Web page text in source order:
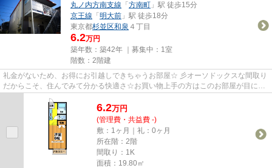
丸ノ内方南支線 「方南町 」駅 徒歩15分
京王線 「明大前 」駅 徒歩18分
東京都杉並区和泉 ４丁目
6.2万円
築年数：築42年 ｜募集中： 1室
階数：2階建
礼金がないため、お得にお引越しできちゃうお部屋☆ 彡オーソドックスな間取り
だからこそ、住んでみて分かる快適さ☆お買い物上手の方はこのお部屋が目に止
まるのは間違いなしです(^_-)-☆
6.2万円
(管理費・共益費 -)
敷：1ヶ月｜礼：0ヶ月
所在階：2階
間取り：1K
面積：19.80㎡